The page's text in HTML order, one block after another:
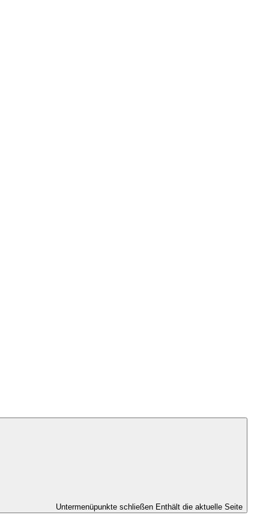
Untermenüpunkte schließen Enthält die aktuelle Seite